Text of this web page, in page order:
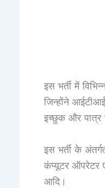
इस भर्ती में
जिन्होंने
इच्छुक और पात्र
इस भर्ती के
कंप्यूटर ऑपरेटर
आदि।